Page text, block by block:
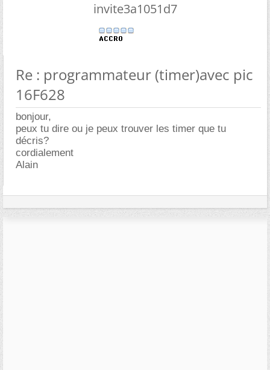
invite3a1051d7
Re : programmateur (timer)avec pic
16F628
bonjour,
peux tu dire ou je peux trouver les timer que tu
décris?
cordialement
Alain